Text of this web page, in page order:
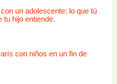
un adolescente: lo que tú
tu hijo entiende.
con niños en un fin de